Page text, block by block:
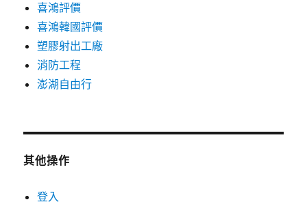
喜鴻評價
喜鴻韓國評價
塑膠射出工廠
消防工程
澎湖自由行
其他操作
登入